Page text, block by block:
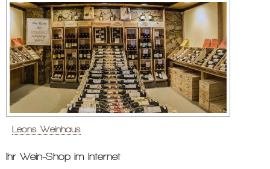
Leons Weinhaus
Ihr Wein-Shop im Internet